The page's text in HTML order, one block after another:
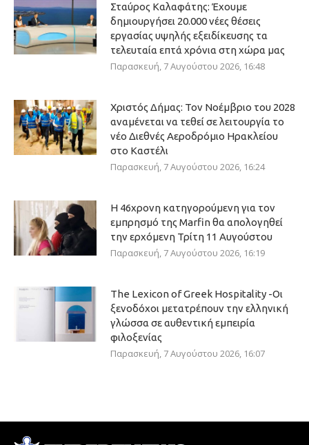
Σταύρος Καλαφάτης: Έχουμε
δημιουργήσει 20.000 νέες θέσεις
εργασίας υψηλής εξειδίκευσης τα
τελευταία επτά χρόνια στη χώρα μας
Παρασκευή, 7 Αυγούστου 2026, 16:48
Χριστός Δήμας: Τον Νοέμβριο του 2028
αναμένεται να τεθεί σε λειτουργία το
νέο Διεθνές Αεροδρόμιο Ηρακλείου
στο Καστέλι
Παρασκευή, 7 Αυγούστου 2026, 16:24
Η 46χρονη κατηγορούμενη για τον
εμπρησμό της Marfin θα απολογηθεί
την ερχόμενη Τρίτη 11 Αυγούστου
Παρασκευή, 7 Αυγούστου 2026, 16:19
The Lexicon of Greek Hospitality -Οι
ξενοδόχοι μετατρέπουν την ελληνική
γλώσσα σε αυθεντική εμπειρία
φιλοξενίας
Παρασκευή, 7 Αυγούστου 2026, 16:07